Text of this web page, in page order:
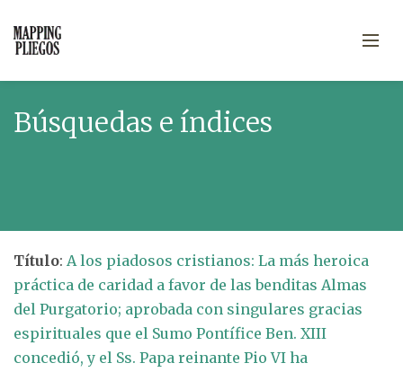
Búsquedas e índices
Título: A los piadosos cristianos: La más heroica
práctica de caridad a favor de las benditas Almas
del Purgatorio; aprobada con singulares gracias
espirituales que el Sumo Pontífice Ben. XIII
concedió, y el Ss. Papa reinante Pio VI ha